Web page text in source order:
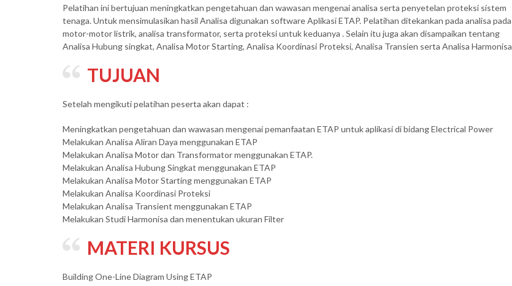
Pelatihan ini bertujuan meningkatkan pengetahuan dan wawasan mengenai analisa serta penyetelan proteksi sistem
tenaga. Untuk mensimulasikan hasil Analisa digunakan software Aplikasi ETAP. Pelatihan ditekankan pada analisa pada
motor-motor listrik, analisa transformator, serta proteksi untuk keduanya . Selain itu juga akan disampaikan tentang
Analisa Hubung singkat, Analisa Motor Starting, Analisa Koordinasi Proteksi, Analisa Transien serta Analisa Harmonisa
TUJUAN
Setelah mengikuti pelatihan peserta akan dapat :
Meningkatkan pengetahuan dan wawasan mengenai pemanfaatan ETAP untuk aplikasi di bidang Electrical Power
Melakukan Analisa Aliran Daya menggunakan ETAP
Melakukan Analisa Motor dan Transformator menggunakan ETAP.
Melakukan Analisa Hubung Singkat menggunakan ETAP
Melakukan Analisa Motor Starting menggunakan ETAP
Melakukan Analisa Koordinasi Proteksi
Melakukan Analisa Transient menggunakan ETAP
Melakukan Studi Harmonisa dan menentukan ukuran Filter
MATERI KURSUS
Building One-Line Diagram Using ETAP